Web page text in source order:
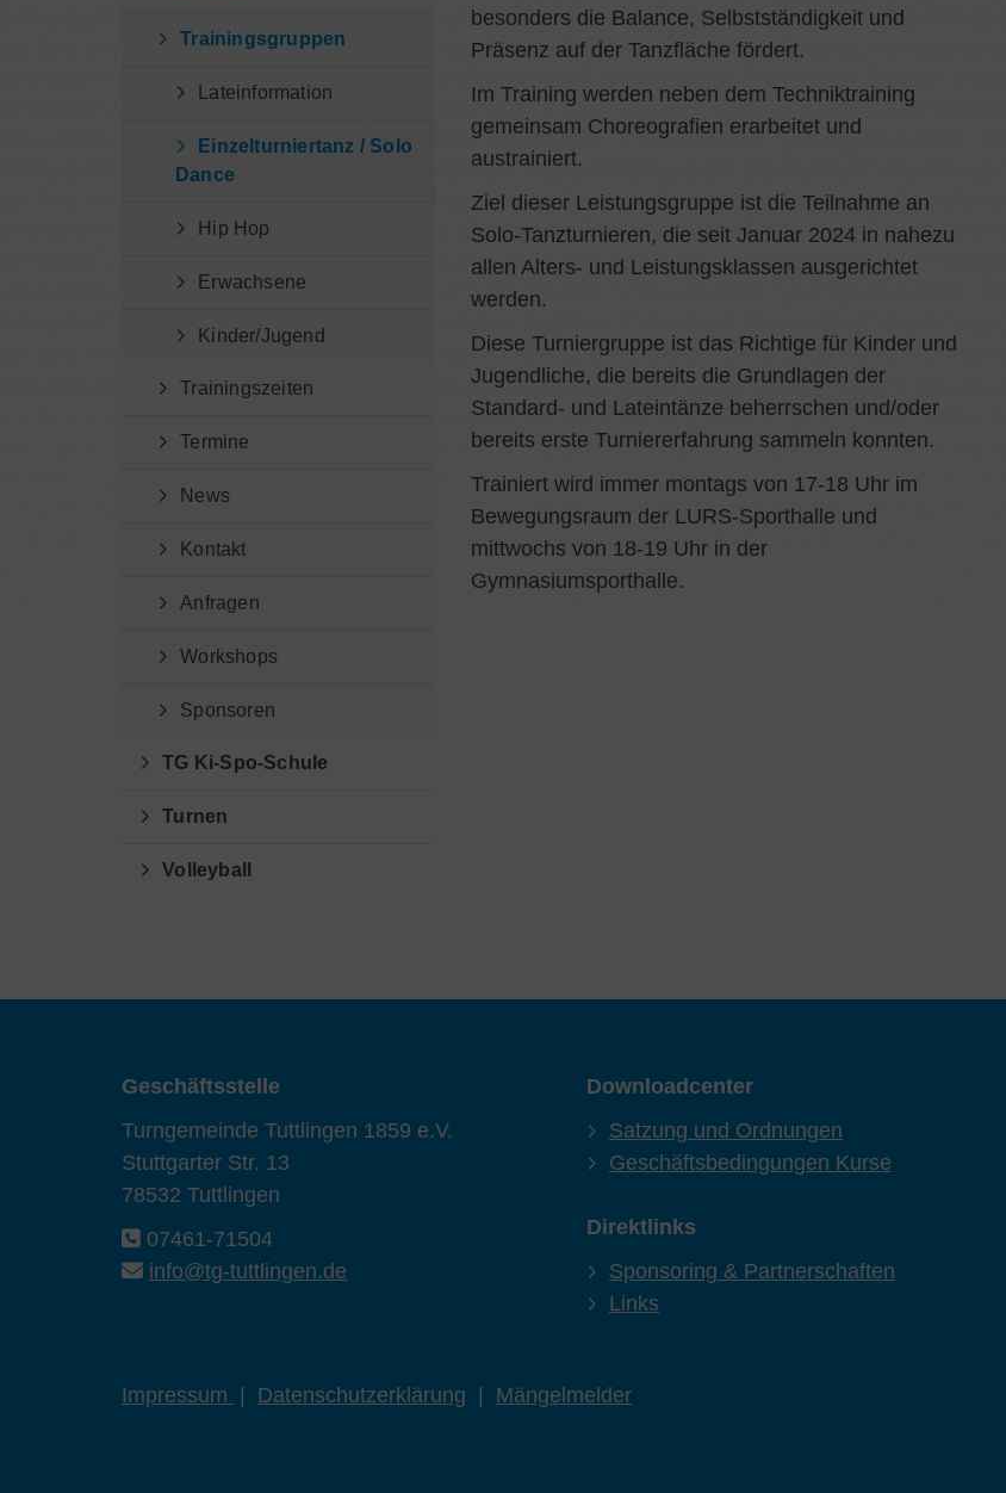
besonders die Balance, Selbstständigkeit und
Präsenz auf der Tanzfläche fördert.
Im Training werden neben dem Techniktraining
gemeinsam Choreografien erarbeitet und
austrainiert.
Ziel dieser Leistungsgruppe ist die Teilnahme an
Solo-Tanzturnieren, die seit Januar 2024 in nahezu
allen Alters- und Leistungsklassen ausgerichtet
werden.
Diese Turniergruppe ist das Richtige für Kinder und
Jugendliche, die bereits die Grundlagen der
Standard- und Lateintänze beherrschen und/oder
bereits erste Turniererfahrung sammeln konnten.
Trainiert wird immer montags von 17-18 Uhr im
Bewegungsraum der LURS-Sporthalle und
mittwochs von 18-19 Uhr in der
Gymnasiumsporthalle.
Trainingsgruppen
Lateinformation
Einzelturniertanz / Solo
Dance
Hip Hop
Erwachsene
Kinder/Jugend
Trainingszeiten
Termine
News
Kontakt
Anfragen
Workshops
Sponsoren
TG Ki-Spo-Schule
Turnen
Volleyball
Geschäftsstelle
Turngemeinde Tuttlingen 1859 e.V.
Stuttgarter Str. 13
78532 Tuttlingen
07461-71504
info@tg-tuttlingen.de
Downloadcenter
Satzung und Ordnungen
Geschäftsbedingungen Kurse
Direktlinks
Sponsoring & Partnerschaften
Links
Impressum Datenschutzerklärung Mängelmelder